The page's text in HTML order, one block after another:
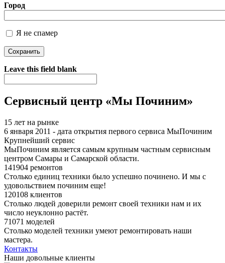
Город
Я не спамер
Я спамер
Leave this field blank
Сервисный центр «Мы Починим»
15 лет на рынке
6 января 2011 - дата открытия первого сервиса МыПочиним
Крупнейший сервис
МыПочиним является самым крупным частным сервисным
центром Самары и Самарской области.
141904 ремонтов
Столько единиц техники было успешно починено. И мы с
удовольствием починим еще!
120108 клиентов
Столько людей доверили ремонт своей техники нам и их
число неуклонно растёт.
71071 моделей
Столько моделей техники умеют ремонтировать наши
мастера.
Контакты
Наши довольные клиенты